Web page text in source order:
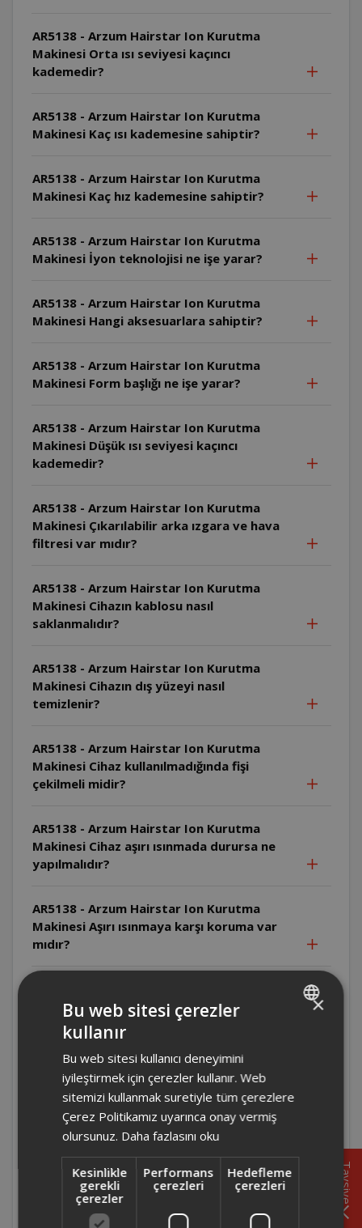
AR5138 - Arzum Hairstar Ion Kurutma
Makinesi Orta ısı seviyesi kaçıncı
kademedir?
AR5138 - Arzum Hairstar Ion Kurutma
Makinesi Kaç ısı kademesine sahiptir?
AR5138 - Arzum Hairstar Ion Kurutma
Makinesi Kaç hız kademesine sahiptir?
AR5138 - Arzum Hairstar Ion Kurutma
Makinesi İyon teknolojisi ne işe yarar?
AR5138 - Arzum Hairstar Ion Kurutma
Makinesi Hangi aksesuarlara sahiptir?
AR5138 - Arzum Hairstar Ion Kurutma
Makinesi Form başlığı ne işe yarar?
AR5138 - Arzum Hairstar Ion Kurutma
Makinesi Düşük ısı seviyesi kaçıncı
kademedir?
AR5138 - Arzum Hairstar Ion Kurutma
Makinesi Çıkarılabilir arka ızgara ve hava
filtresi var mıdır?
AR5138 - Arzum Hairstar Ion Kurutma
Makinesi Cihazın kablosu nasıl
saklanmalıdır?
AR5138 - Arzum Hairstar Ion Kurutma
Makinesi Cihazın dış yüzeyi nasıl
temizlenir?
AR5138 - Arzum Hairstar Ion Kurutma
Makinesi Cihaz kullanılmadığında fişi
çekilmeli midir?
AR5138 - Arzum Hairstar Ion Kurutma
Makinesi Cihaz aşırı ısınmada durursa ne
yapılmalıdır?
AR5138 - Arzum Hairstar Ion Kurutma
Makinesi Aşırı ısınmaya karşı koruma var
mıdır?
Makinesi Arıza durumunda ne yapılmalıdır?
AR5134- Arzum Hairstar Neo Kurutma
Makinesi Üretici/İthalatçı firma kimdir ve
ürün nerede üretilmiştir?
AR5134- Arzum Hairstar Neo Kurutma
AR5134- Arzum Hairstar Neo Kurutma
Makinesi Uzatma kablosu kullanılabilir mi?
Tavsiye
×
Bu web sitesi çerezler
kullanır
Bu web sitesi kullanıcı deneyimini
iyileştirmek için çerezler kullanır. Web
sitemizi kullanmak suretiyle tüm çerezlere
Çerez Politikamız uyarınca onay vermiş
olursunuz. Daha fazlasını oku
Kesinlikle
gerekli
çerezler
Performans
çerezleri
Hedefleme
çerezleri